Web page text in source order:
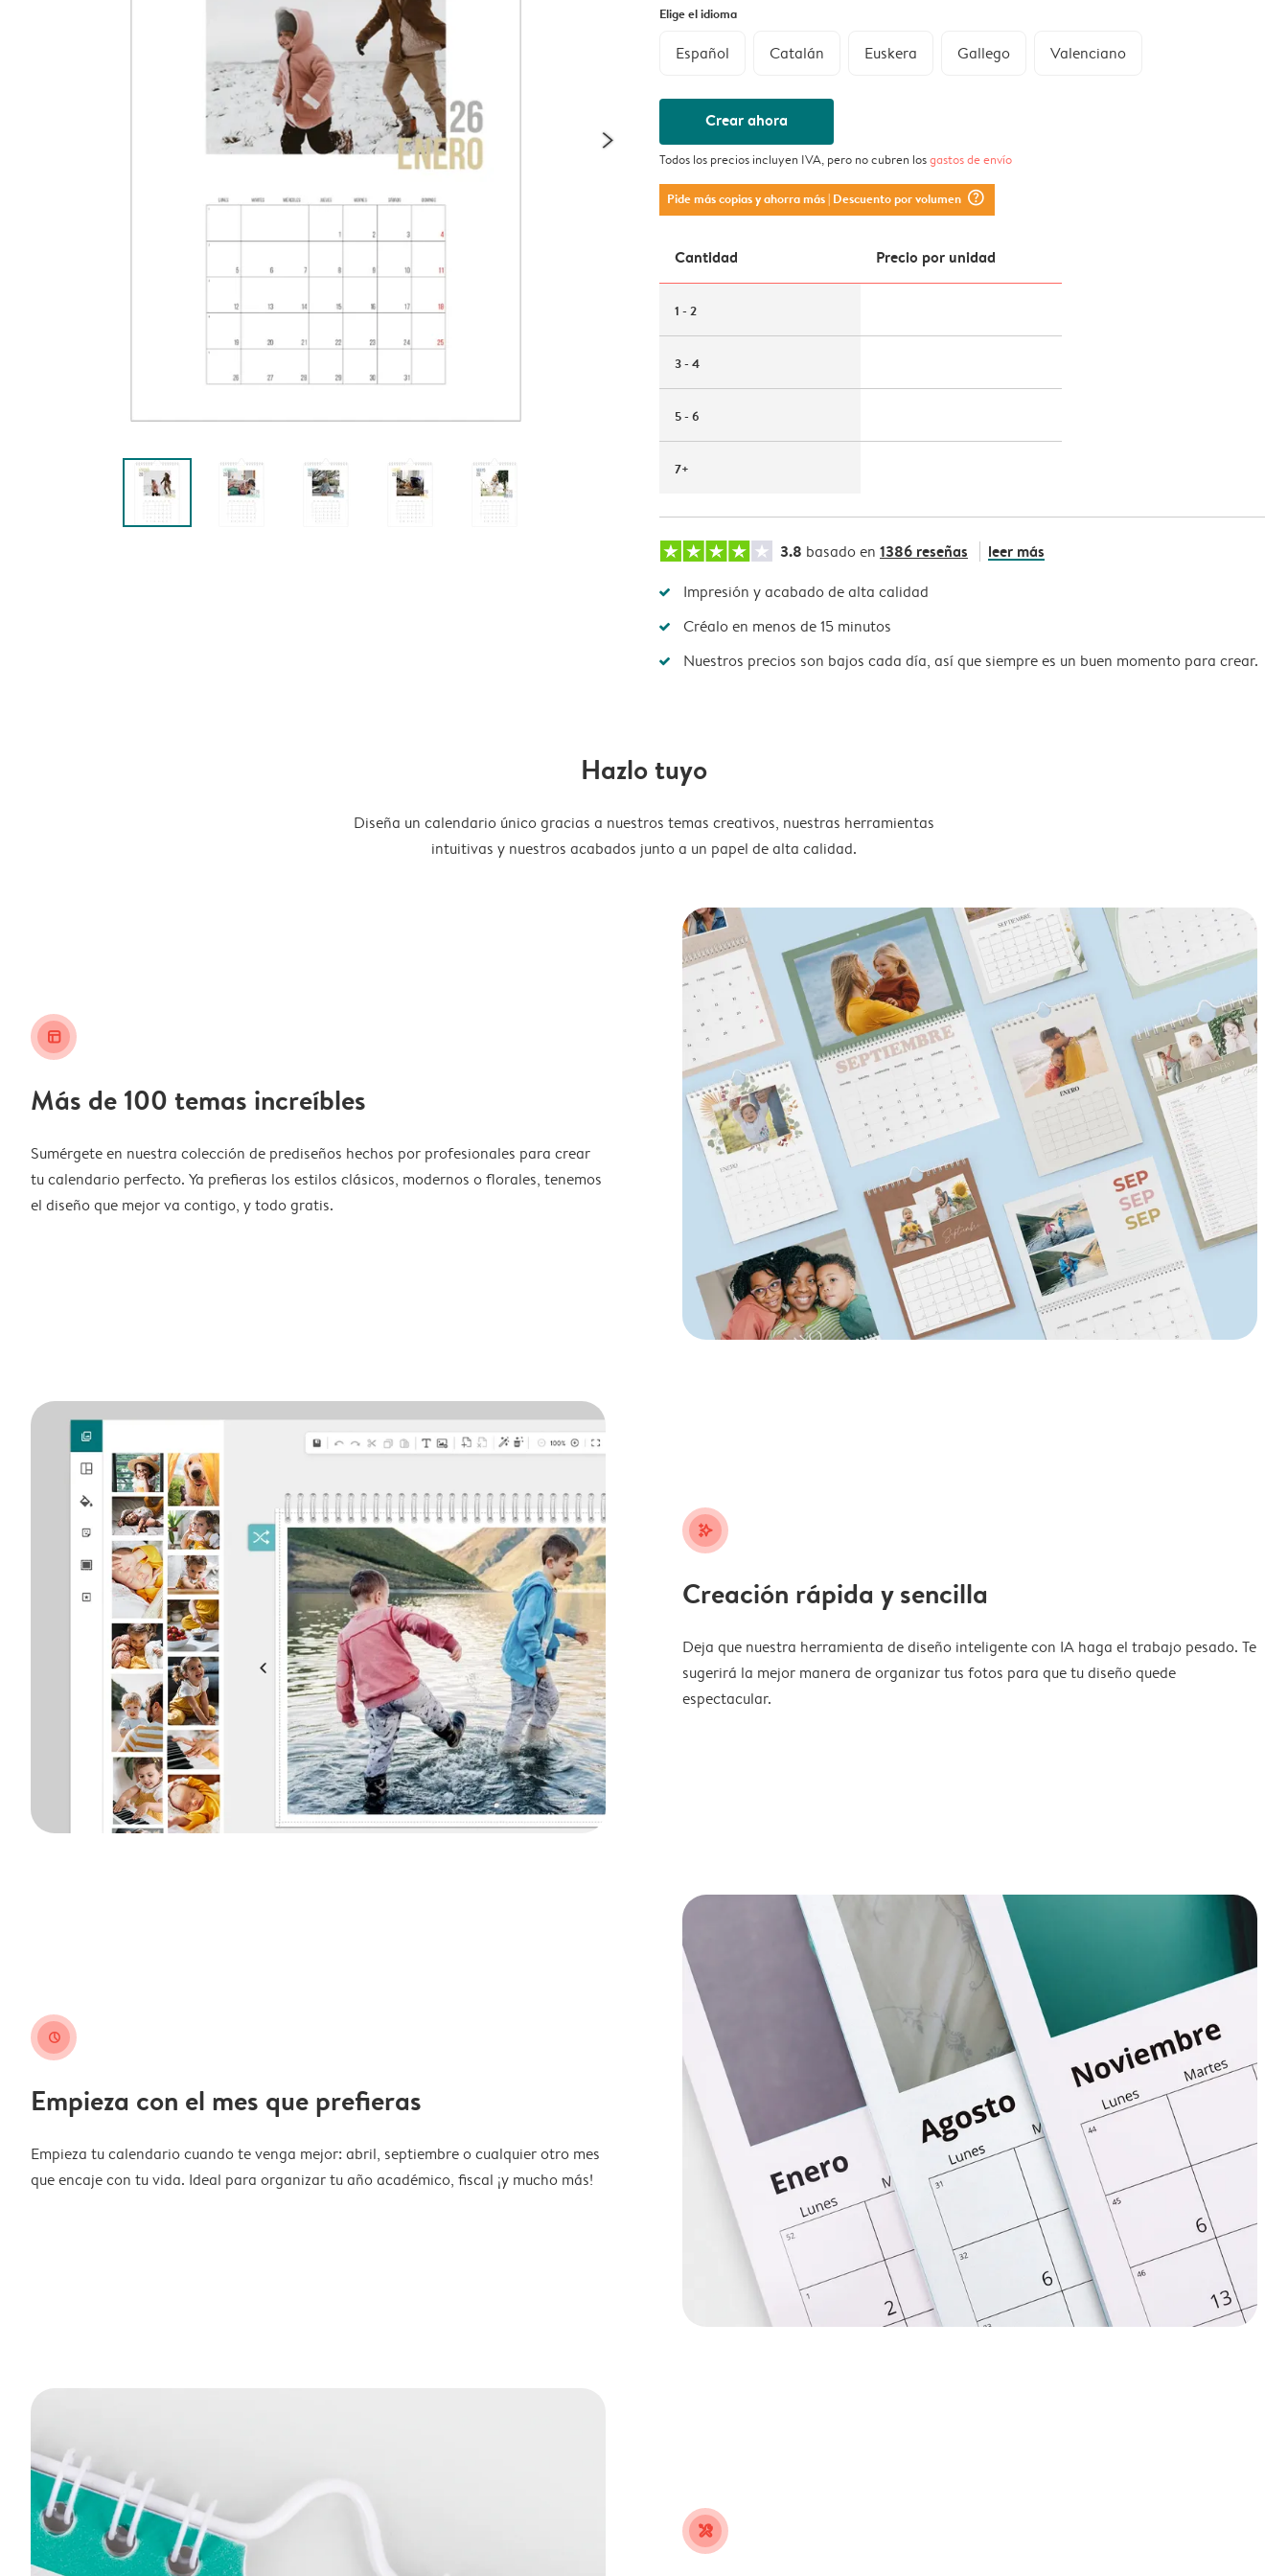
Elige el idioma
Español Catalán Euskera Gallego Valenciano
Crear ahora
Todos los precios incluyen IVA, pero no cubren losgastos de envío
Pide más copias y ahorra más| Descuento por volumen question_mark_circle
Cantidad Precio por unidad
1 - 2
3 - 4
5 - 6
7+
3.8 basado en 1386 reseñas leer más
Impresión y acabado de alta calidad
Créalo en menos de 15 minutos
Nuestros precios son bajos cada día, así que siempre es un buen momento para crear.
Hazlo tuyo
Diseña un calendario único gracias a nuestros temas creativos, nuestras herramientas
intuitivas y nuestros acabados junto a un papel de alta calidad.
layout_alt
Más de 100 temas increíbles
Sumérgete en nuestra colección de prediseños hechos por profesionales para crear
tu calendario perfecto. Ya prefieras los estilos clásicos, modernos o florales, tenemos
el diseño que mejor va contigo, y todo gratis.
stars_plus
Creación rápida y sencilla
Deja que nuestra herramienta de diseño inteligente con IA haga el trabajo pesado. Te
sugerirá la mejor manera de organizar tus fotos para que tu diseño quede
espectacular.
clock
Empieza con el mes que prefieras
Empieza tu calendario cuando te venga mejor: abril, septiembre o cualquier otro mes
que encaje con tu vida. Ideal para organizar tu año académico, fiscal ¡y mucho más!
tools